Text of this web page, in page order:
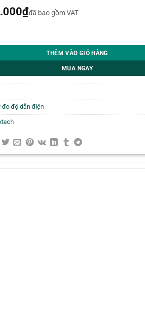
₫đã bao gồm VAT
và TDS Extech EC210 số lượng
THÊM VÀO GIỎ HÀNG
MUA NGAY
đo độ dẫn điện